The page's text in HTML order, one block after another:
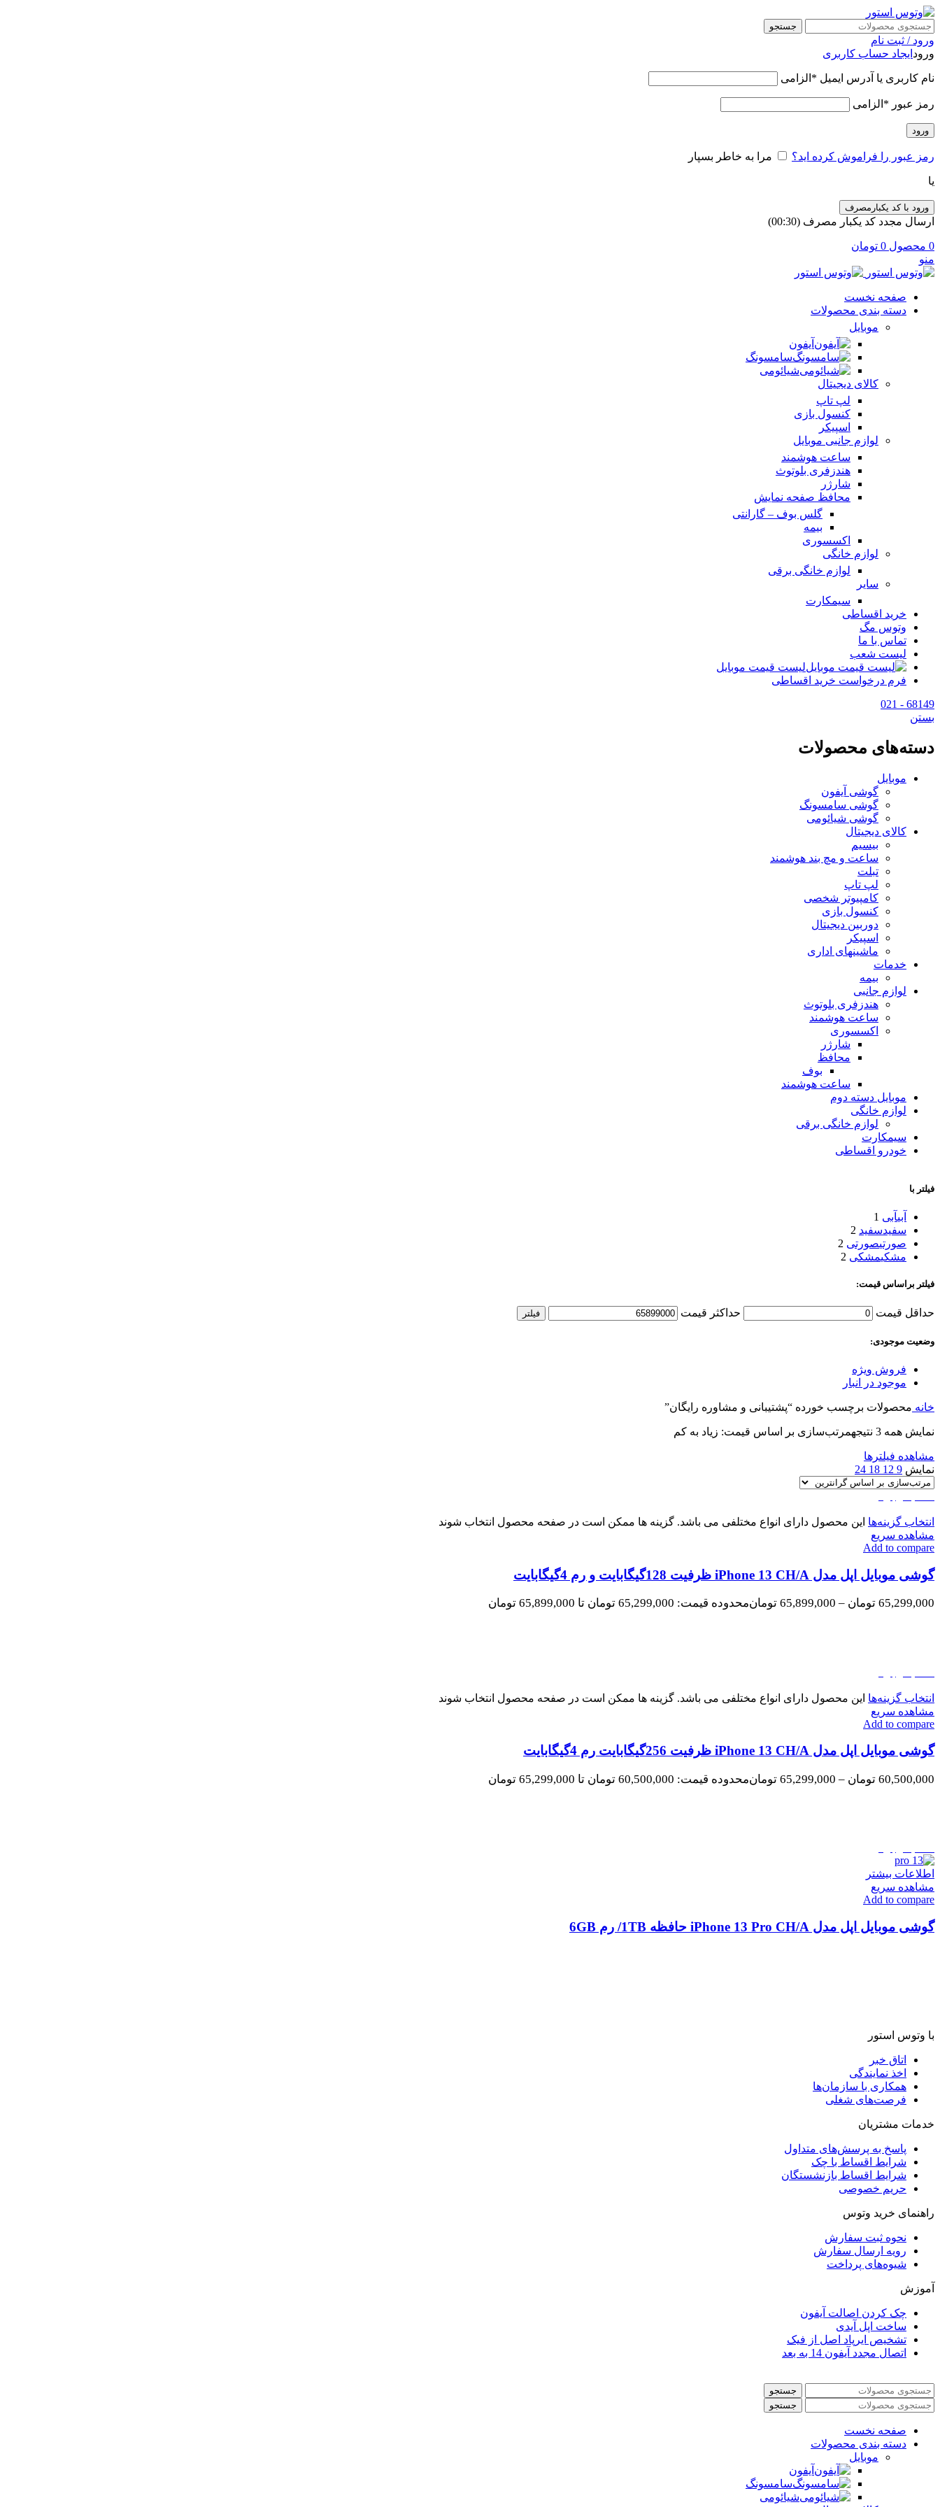
جستجو
ورود / ثبت نام
ورود ایجاد حساب کاربری
نام کاربری یا آدرس ایمیل * الزامی
رمز عبور * الزامی
ورود
رمز عبور را فراموش کرده اید؟ مرا به خاطر بسپار
یا
ورود با کد یکبارمصرف
ارسال مجدد کد یکبار مصرف (00:
30
)
0 محصول 0 تومان
منو
صفحه نخست
دسته بندی محصولات
موبایل
آیفون
سامسونگ
شیائومی
کالای دیجیتال
لپ تاپ
کنسول بازی
اسپیکر
لوازم جانبی موبایل
ساعت هوشمند
هندزفری بلوتوث
شارژر
محافظ صفحه نمایش
گلس بوف – گارانتی
بیمه
اکسسوری
لوازم خانگی
لوازم خانگی برقی
سایر
سیمکارت
خرید اقساطی
وتوس مگ
تماس با ما
لیست شعب
لیست قیمت موبایل
فرم درخواست خرید اقساطی
68149 - 021
بستن
دسته‌های محصولات
موبایل
گوشی آیفون
گوشی سامسونگ
گوشی شیائومی
کالای دیجیتال
بیسیم
ساعت و مچ بند هوشمند
تبلت
لپ تاپ
کامپیوتر شخصی
کنسول بازی
دوربین دیجیتال
اسپیکر
ماشینهای اداری
خدمات
بیمه
لوازم جانبی
هندزفری بلوتوث
ساعت هوشمند
اکسسوری
شارژر
محافظ
بوف
ساعت هوشمند
موبایل دسته دوم
لوازم خانگی
لوازم خانگی برقی
سیمکارت
خودرو اقساطی
فیلتر با
آبیآبی 1
سفیدسفید 2
صورتیصورتی 2
مشکیمشکی 2
فیلتر براساس قیمت:
حداقل قیمت حداکثر قیمت فیلتر
وضعیت موجودی:
فروش ویژه
موجود در انبار
خانه محصولات برچسب خورده “پشتیبانی و مشاوره رایگان”
نمایش همه 3 نتیجه مرتب‌سازی بر اساس قیمت: زیاد به کم
مشاهده فیلترها
نمایش 9
12
18
24
انتخاب گزینه‌ها این محصول دارای انواع مختلفی می باشد. گزینه ها ممکن است در صفحه محصول انتخاب شوند
مشاهده سریع
Add to compare
گوشی موبایل اپل مدل iPhone 13 CH/A ظرفیت 128گیگابایت و رم 4گیگابایت
65,299,000 تومان –
65,899,000 تومانمحدوده قیمت: 65,299,000 تومان تا 65,899,000 تومان
انتخاب گزینه‌ها این محصول دارای انواع مختلفی می باشد. گزینه ها ممکن است در صفحه محصول انتخاب شوند
مشاهده سریع
Add to compare
گوشی موبایل اپل مدل iPhone 13 CH/A ظرفیت 256گیگابایت رم 4گیگابایت
60,500,000 تومان –
65,299,000 تومانمحدوده قیمت: 60,500,000 تومان تا 65,299,000 تومان
اطلاعات بیشتر
مشاهده سریع
Add to compare
گوشی موبایل اپل مدل iPhone 13 Pro CH/A حافظه 1TB/ رم 6GB
با وتوس استور
اتاق خبر
اخذ نمایندگی
همکاری با سازمان‌ها
فرصت‌های شغلی
خدمات مشتریان
پاسخ به پرسش‌های متداول
شرایط اقساط با چک
شرایط اقساط بازنشستگان
حریم خصوصی
راهنمای خرید وتوس
نحوه ثبت سفارش
رویه ارسال سفارش
شیوه‌های پرداخت
آموزش
چک کردن اصالت آیفون
ساخت اپل آیدی
تشخیص ایرپاد اصل از فیک
اتصال مجدد آیفون 14 به بعد
جستجو
جستجو
صفحه نخست
دسته بندی محصولات
موبایل
آیفون
سامسونگ
شیائومی